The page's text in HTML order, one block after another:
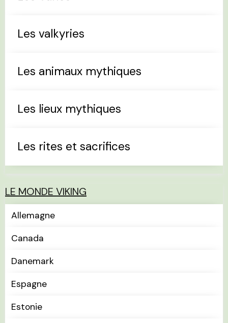
Les valkyries
Les animaux mythiques
Les lieux mythiques
Les rites et sacrifices
LE MONDE VIKING
Allemagne
Canada
Danemark
Espagne
Estonie